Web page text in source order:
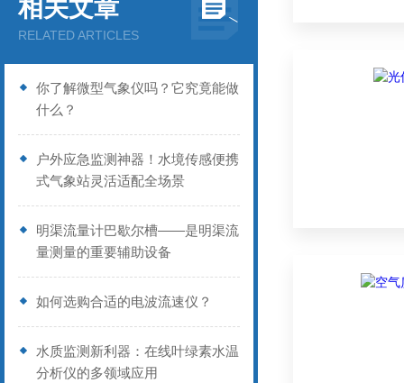
相关文章
RELATED ARTICLES
你了解微型气象仪吗？它究竟能做
什么？
户外应急监测神器！水境传感便携
式气象站灵活适配全场景
明渠流量计巴歇尔槽——是明渠流
量测量的重要辅助设备
如何选购合适的电波流速仪？
水质监测新利器：在线叶绿素水温
分析仪的多领域应用